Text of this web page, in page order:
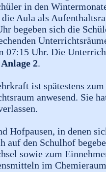
in den
Aula als
begeben sich die
07:15 Uhr. Die
2.
ist spätestens
anwesend. Sie
Hofpausen, in denen
auf den Schulhof
sowie zum
im